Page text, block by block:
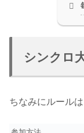
シンクロ
ちなみにルール